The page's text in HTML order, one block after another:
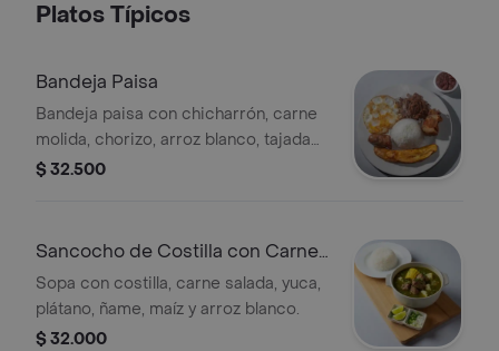
Platos Típicos
Bandeja Paisa
Bandeja paisa con chicharrón, carne
molida, chorizo, arroz blanco, tajada
de maduro, aguacate, frijol y huevo.
$ 32.500
Sancocho de Costilla con Carne
Salada
Sopa con costilla, carne salada, yuca,
plátano, ñame, maíz y arroz blanco.
$ 32.000